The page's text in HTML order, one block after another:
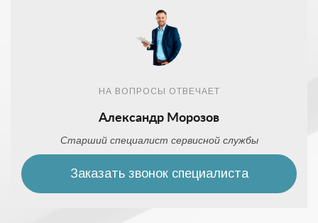
НА ВОПРОСЫ ОТВЕЧАЕТ
Александр Морозов
Старший специалист сервисной службы
Заказать звонок специалиста